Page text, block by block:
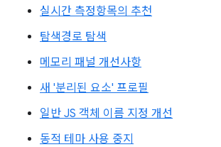
실시간 측정항목의 추천
탐색경로 탐색
메모리 패널 개선사항
새 '분리된 요소' 프로필
일반 JS 객체 이름 지정 개선
동적 테마 사용 중지